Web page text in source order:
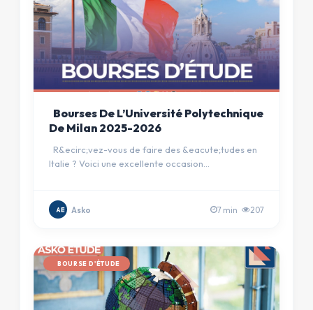
Bourses De L’Université Polytechnique
De Milan 2025-2026
R&ecirc;vez-vous de faire des &eacute;tudes en
Italie ? Voici une excellente occasion
AE Asko 7 min 207
BOURSE D'ÉTUDE